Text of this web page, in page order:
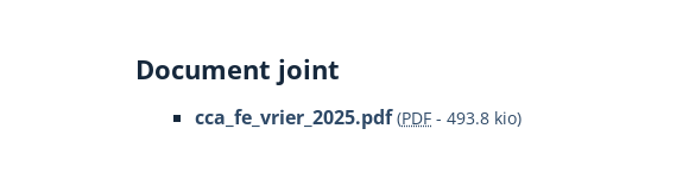
Document joint
cca_fe_vrier_2025.pdf (PDF - 493.8 kio)